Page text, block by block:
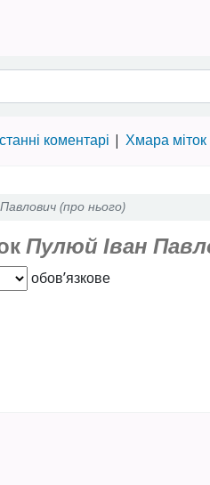
коментарі Хмара міток
(про нього)
Пулюй Іван
обов’язкове